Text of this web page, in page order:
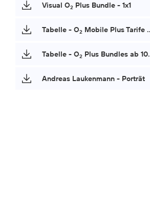
Visual O2 Plus Bundle - 1x1
Tabelle - O2 Mobile Plus Tarife ab 10. Juni 2026
Tabelle - O2 Plus Bundles ab 10. Juni 2026
Andreas Laukenmann - Porträt